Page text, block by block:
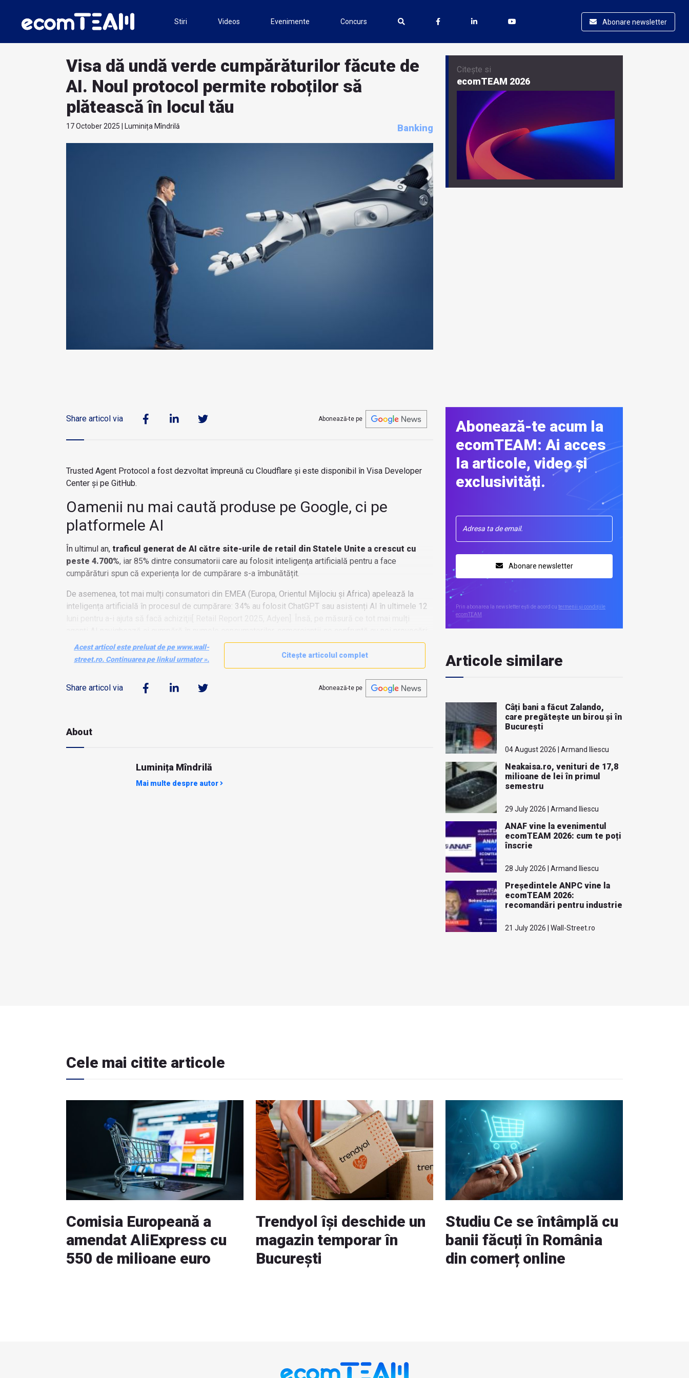
Stiri Videos Evenimente Concurs Abonare newsletter
Visa dă undă verde cumpărăturilor făcute de
AI. Noul protocol permite roboților să
plătească în locul tău
17 October 2025 | Luminița Mîndrilă Banking
Citește si
ecomTEAM 2026
Share articol via Abonează-te pe
Trusted Agent Protocol a fost dezvoltat împreună cu Cloudflare și este disponibil în Visa Developer
Center și pe GitHub.
Oamenii nu mai caută produse pe Google, ci pe
platformele AI
În ultimul an, traficul generat de AI către site-urile de retail din Statele Unite a crescut cu
peste 4.700%, iar 85% dintre consumatorii care au folosit inteligenţa artificială pentru a face
cumpărături spun că experiența lor de cumpărare s-a îmbunătățit.
De asemenea, tot mai mulți consumatori din EMEA (Europa, Orientul Mijlociu și Africa) apelează la
inteligența artificială în procesul de cumpărare: 34% au folosit ChatGPT sau asistenți AI în ultimele 12
Acest articol este preluat de pe www.wall-
street.ro. Continuarea pe linkul urmator ».
Citește articolul complet
Share articol via Abonează-te pe
About
Luminița Mîndrilă
Mai multe despre autor
Abonează-te acum la
ecomTEAM: Ai acces
la articole, video și
exclusivități.
Abonare newsletter
Prin abonarea la newsletter ești de acord cu termenii și condițiile
ecomTEAM
Articole similare
Câți bani a făcut Zalando,
care pregătește un birou și în
București
04 August 2026 | Armand Iliescu
Neakaisa.ro, venituri de 17,8
milioane de lei în primul
semestru
29 July 2026 | Armand Iliescu
ANAF vine la evenimentul
ecomTEAM 2026: cum te poți
înscrie
28 July 2026 | Armand Iliescu
Președintele ANPC vine la
ecomTEAM 2026:
recomandări pentru industrie
21 July 2026 | Wall-Street.ro
Cele mai citite articole
Comisia Europeană a
amendat AliExpress cu
550 de milioane euro
Trendyol își deschide un
magazin temporar în
București
Studiu Ce se întâmplă cu
banii făcuți în România
din comerț online